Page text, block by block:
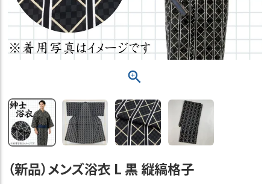
（新品）メンズ浴衣 L 黒 縦縞格子